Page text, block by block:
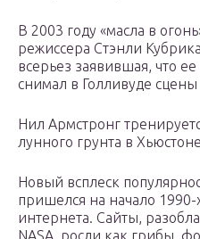
В 2003 году «масла в
режиссера Стэнли
всерьез заявившая, что
снимал в Голливуде
Нил Армстронг
лунного грунта в
Новый всплеск
пришелся на начало 1990-
интернета. Сайты,
NASA, росли как грибы,